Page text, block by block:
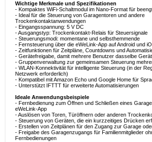
Wichtige Merkmale und Spezifikationen
- Kompaktes WiFi-Schaltmodul im Nano-Format für
- Ideal für die Steuerung von Garagentoren und andere
Trockenkontaktanwendungen
- Eingangsspannung: 5 V DC
- Ausgangstyp: Trockenkontakt-Relais für Steuersignale
- Steuerungsmodi: momentane und selbsthemmende
- Fernsteuerung über die eWeLink-App auf Android und
- Zeitfunktionen für Zeitpläne, Countdowns und
- Gerätefreigabe, damit mehrere Benutzer dasselbe
- Gruppenverwaltung zur gemeinsamen Steuerung
- WLAN-Konnektivität für intelligente Steuerung (in der
Netzwerk erforderlich)
- Kompatibel mit Amazon Echo und Google Home für
- Unterstützt IFTTT für erweiterte Automatisierungen
Ideale Anwendungsbeispiele
- Fernbedienung zum Öffnen und Schließen eines
eWeLink-App
- Auslösen von Toren, Türöffnern oder anderen
- Steuerung von Geräten, die ein kurzzeitiges Drücken
- Erstellen von Zeitplänen für den Zugang zur Garage
- Freigabe des Garagenzugangs für Familienmitglieder
Fernbedienungen